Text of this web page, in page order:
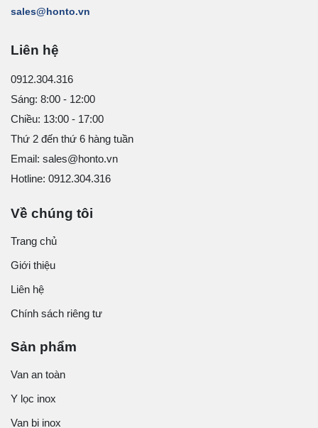
sales@honto.vn
Liên hệ
0912.304.316
Sáng: 8:00 - 12:00
Chiều: 13:00 - 17:00
Thứ 2 đến thứ 6 hàng tuần
Email: sales@honto.vn
Hotline: 0912.304.316
Về chúng tôi
Trang chủ
Giới thiệu
Liên hệ
Chính sách riêng tư
Sản phẩm
Van an toàn
Y lọc inox
Van bi inox